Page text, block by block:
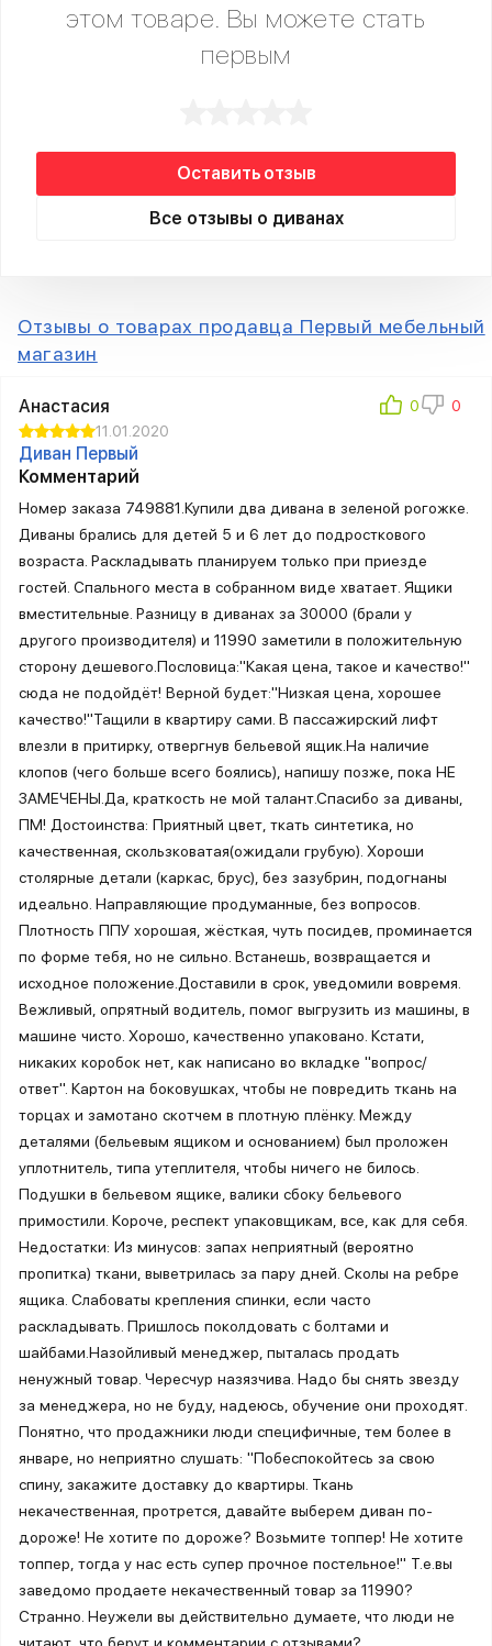
этом товаре. Вы можете стать
первым
Оставить отзыв
Все отзывы о диванах
Отзывы о товарах продавца Первый мебельный
магазин
Анастасия
11.01.2020
Диван Первый
Комментарий
Номер заказа 749881.Купили два дивана в зеленой рогожке.
Диваны брались для детей 5 и 6 лет до подросткового
возраста. Раскладывать планируем только при приезде
гостей. Спального места в собранном виде хватает. Ящики
вместительные. Разницу в диванах за 30000 (брали у
другого производителя) и 11990 заметили в положительную
сторону дешевого.Пословица:"Какая цена, такое и качество!"
сюда не подойдёт! Верной будет:"Низкая цена, хорошее
качество!"Тащили в квартиру сами. В пассажирский лифт
влезли в притирку, отвергнув бельевой ящик.На наличие
клопов (чего больше всего боялись), напишу позже, пока НЕ
ЗАМЕЧЕНЫ.Да, краткость не мой талант.Спасибо за диваны,
ПМ! Достоинства: Приятный цвет, ткать синтетика, но
качественная, скользковатая(ожидали грубую). Хороши
столярные детали (каркас, брус), без зазубрин, подогнаны
идеально. Направляющие продуманные, без вопросов.
Плотность ППУ хорошая, жёсткая, чуть посидев, проминается
по форме тебя, но не сильно. Встанешь, возвращается и
исходное положение.Доставили в срок, уведомили вовремя.
Вежливый, опрятный водитель, помог выгрузить из машины, в
машине чисто. Хорошо, качественно упаковано. Кстати,
никаких коробок нет, как написано во вкладке "вопрос/
ответ". Картон на боковушках, чтобы не повредить ткань на
торцах и замотано скотчем в плотную плёнку. Между
деталями (бельевым ящиком и основанием) был проложен
уплотнитель, типа утеплителя, чтобы ничего не билось.
Подушки в бельевом ящике, валики сбоку бельевого
примостили. Короче, респект упаковщикам, все, как для себя.
Недостатки: Из минусов: запах неприятный (вероятно
пропитка) ткани, выветрилась за пару дней. Сколы на ребре
ящика. Слабоваты крепления спинки, если часто
раскладывать. Пришлось поколдовать с болтами и
шайбами.Назойливый менеджер, пыталась продать
ненужный товар. Чересчур назязчива. Надо бы снять звезду
за менеджера, но не буду, надеюсь, обучение они проходят.
Понятно, что продажники люди специфичные, тем более в
январе, но неприятно слушать: "Побеспокойтесь за свою
спину, закажите доставку до квартиры. Ткань
некачественная, протрется, давайте выберем диван по-
дороже! Не хотите по дороже? Возьмите топпер! Не хотите
топпер, тогда у нас есть супер прочное постельное!" Т.е.вы
заведомо продаете некачественный товар за 11990?
Странно. Неужели вы действительно думаете, что люди не
читают, что берут и комментарии с отзывами?...